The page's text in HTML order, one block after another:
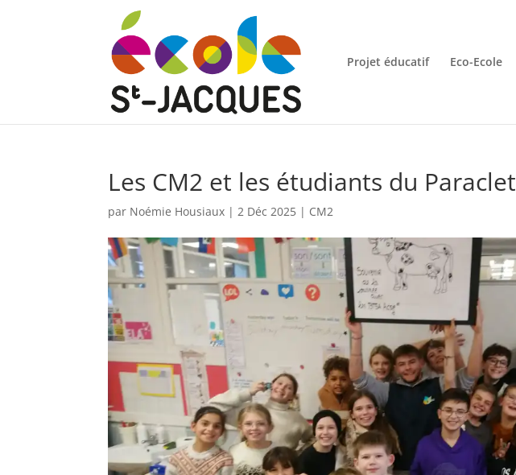
Projet éducatif Eco-Ecole
Les CM2 et les étudiants du Paraclet
par Noémie Housiaux |2 Déc 2025 | CM2